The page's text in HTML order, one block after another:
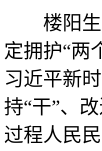
楼阳生
定拥护“两
习近平新
持“干”、
过程人民